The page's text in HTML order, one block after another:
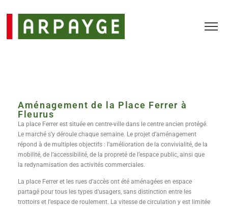
Aménagement de la Place Ferrer à
Fleurus
La place Ferrer est située en centre-ville dans le centre ancien protégé.
Le marché s’y déroule chaque semaine. Le projet d’aménagement
répond à de multiples objectifs : l’amélioration de la convivialité, de la
mobilité, de l’accessibilité, de la propreté de l’espace public, ainsi que
la redynamisation des activités commerciales.
La place Ferrer et les rues d’accès ont été aménagées en espace
partagé pour tous les types d’usagers, sans distinction entre les
trottoirs et l’espace de roulement. La vitesse de circulation y est limitée